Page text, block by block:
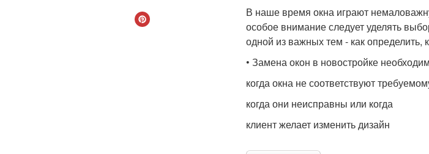
В наше время окна играют
особое внимание следует уделять
одной из важных тем - как
• Замена окон в новостройке
когда окна не соответствуют
когда они неисправны или когда
клиент желает изменить дизайн